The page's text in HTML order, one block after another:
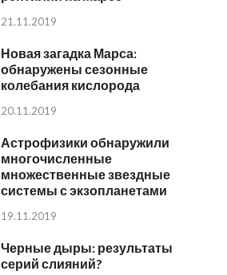
21.11.2019
Новая загадка Марса:
обнаружены сезонные
колебания кислорода
20.11.2019
Астрофизики обнаружили
многочисленные
множественные звездные
системы с экзопланетами
19.11.2019
Черные дыры: результаты
серий слияний?